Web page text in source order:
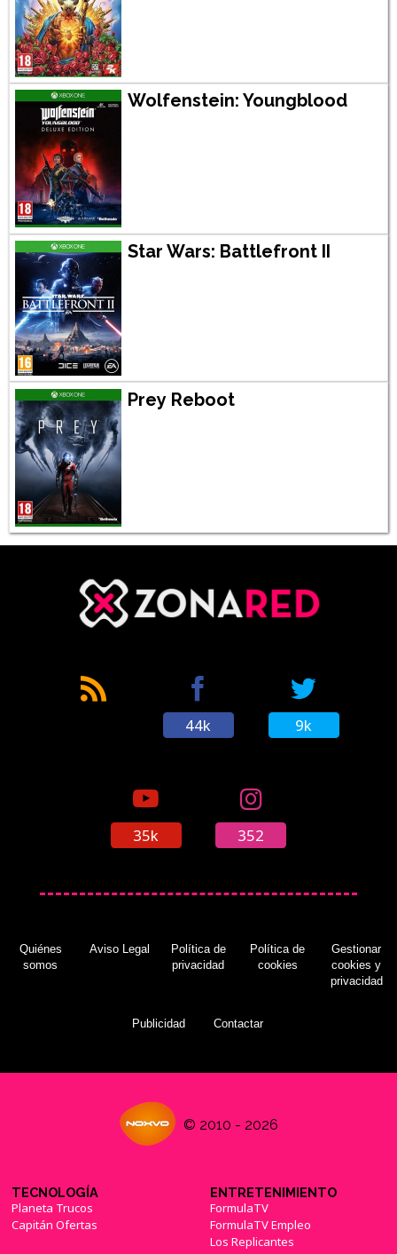
Wolfenstein: Youngblood
Star Wars: Battlefront II
Prey Reboot
44k 9k
35k 352
Quiénes
somos
Aviso Legal
Política de
privacidad
Política de
cookies
Gestionar
cookies y
privacidad
Publicidad Contactar
© 2010 - 2026
TECNOLOGÍA
Planeta Trucos
Capitán Ofertas
ENTRETENIMIENTO
FormulaTV
FormulaTV Empleo
Los Replicantes